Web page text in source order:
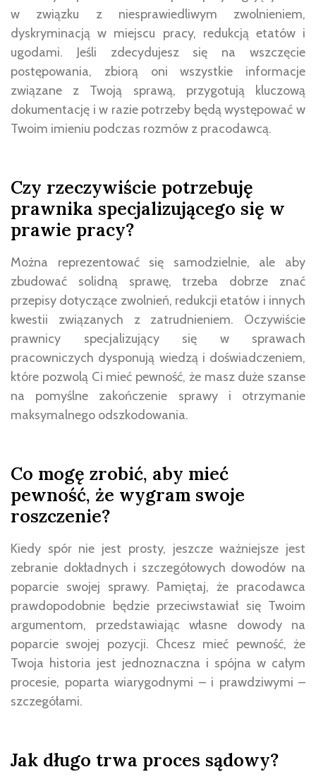
w związku z niesprawiedliwym zwolnieniem,
dyskryminacją w miejscu pracy, redukcją etatów i
ugodami. Jeśli zdecydujesz się na wszczęcie
postępowania, zbiorą oni wszystkie informacje
związane z Twoją sprawą, przygotują kluczową
dokumentację i w razie potrzeby będą występować w
Twoim imieniu podczas rozmów z pracodawcą.
Czy rzeczywiście potrzebuję
prawnika specjalizującego się w
prawie pracy?
Można reprezentować się samodzielnie, ale aby
zbudować solidną sprawę, trzeba dobrze znać
przepisy dotyczące zwolnień, redukcji etatów i innych
kwestii związanych z zatrudnieniem. Oczywiście
prawnicy specjalizujący się w sprawach
pracowniczych dysponują wiedzą i doświadczeniem,
które pozwolą Ci mieć pewność, że masz duże szanse
na pomyślne zakończenie sprawy i otrzymanie
maksymalnego odszkodowania.
Co mogę zrobić, aby mieć
pewność, że wygram swoje
roszczenie?
Kiedy spór nie jest prosty, jeszcze ważniejsze jest
zebranie dokładnych i szczegółowych dowodów na
poparcie swojej sprawy. Pamiętaj, że pracodawca
prawdopodobnie będzie przeciwstawiał się Twoim
argumentom, przedstawiając własne dowody na
poparcie swojej pozycji. Chcesz mieć pewność, że
Twoja historia jest jednoznaczna i spójna w całym
procesie, poparta wiarygodnymi – i prawdziwymi –
szczegółami.
Jak długo trwa proces sądowy?